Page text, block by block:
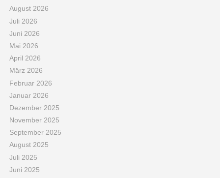
August 2026
Juli 2026
Juni 2026
Mai 2026
April 2026
März 2026
Februar 2026
Januar 2026
Dezember 2025
November 2025
September 2025
August 2025
Juli 2025
Juni 2025